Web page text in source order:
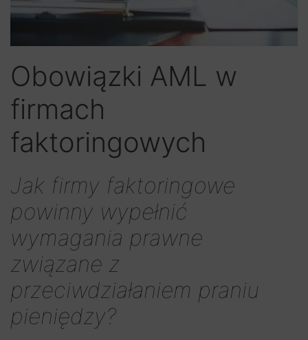
Obowiązki AML w
firmach
faktoringowych
Jak firmy faktoringowe
powinny wypełnić
wymagania prawne
związane z
przeciwdziałaniem praniu
pieniędzy?